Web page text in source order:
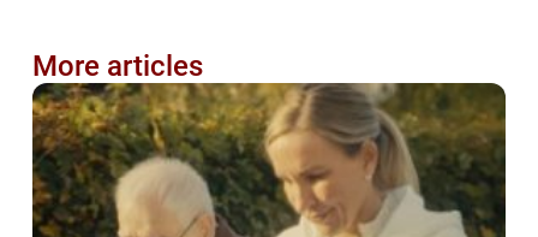
More articles